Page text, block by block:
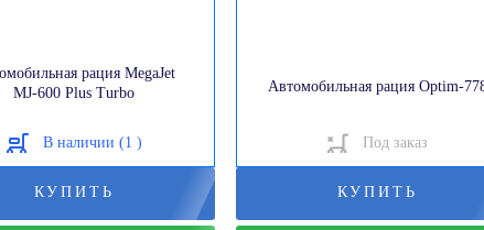
рация MegaJet
MJ-600 Plus Turbo
В наличии (1 )
КУПИТЬ
Автомобильная рация Optim-
Под заказ
КУПИТЬ